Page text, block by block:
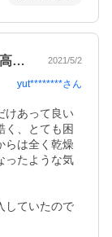
こちらの商品を長く使用しています。高い… 2021/5/2
yut********さん
けあって良い
く、とても困
らは全く乾燥
ったような気
していたので